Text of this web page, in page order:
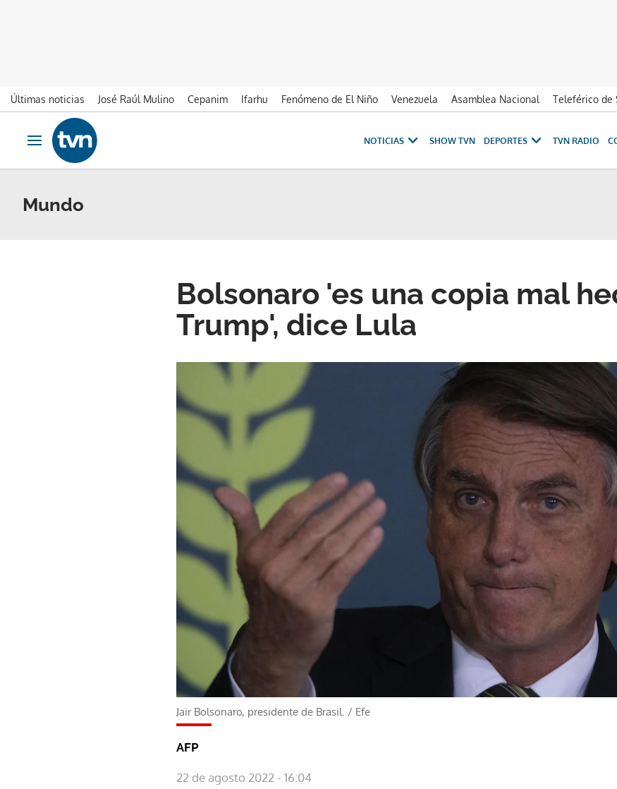
Últimas noticias José Raúl Mulino Cepanim Ifarhu Fenómeno de El Niño Venezuela Asamblea Nacional Teleférico de
Ir al contenido
Obrir navegació
NOTICIAS SHOW TVN DEPORTES TVN RADIO
Mundo
Bolsonaro 'es una copia mal
Trump', dice Lula
Jair Bolsonaro, presidente de Brasil. / Efe
AFP
22 de agosto 2022 - 16:04